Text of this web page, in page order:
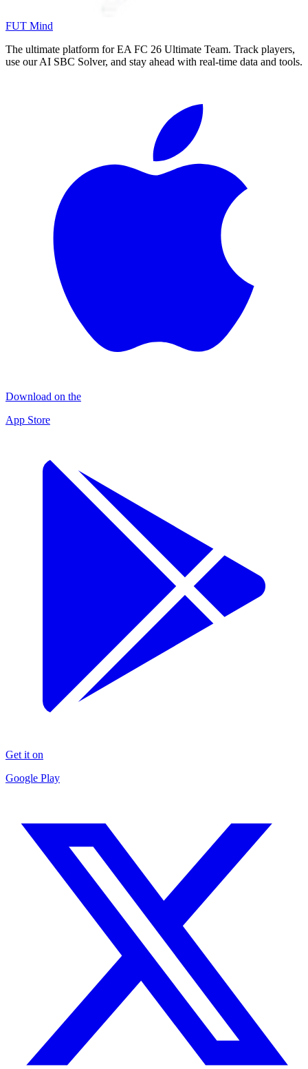
FUT Mind
The ultimate platform for EA FC 26 Ultimate Team. Track players,
use our AI SBC Solver, and stay ahead with real-time data and tools.
Download on the
App Store
Get it on
Google Play